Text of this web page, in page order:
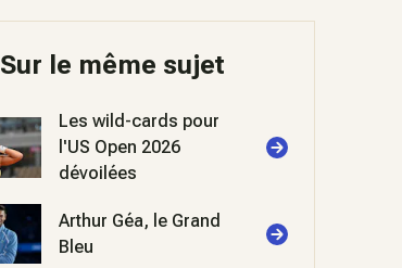
Sur le même sujet
Les wild-cards pour
l'US Open 2026
dévoilées
Arthur Géa, le Grand
Bleu